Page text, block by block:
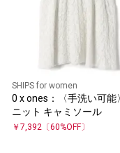
SHIPS for women
0 x ones：〈手洗い可能
ニット キャミソール
￥ 7,392 〔60%OFF〕